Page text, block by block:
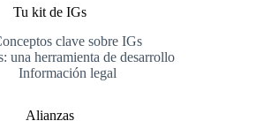
Tu kit de IGs
clave sobre IGs
una herramienta de desarrollo
Información legal
Alianzas